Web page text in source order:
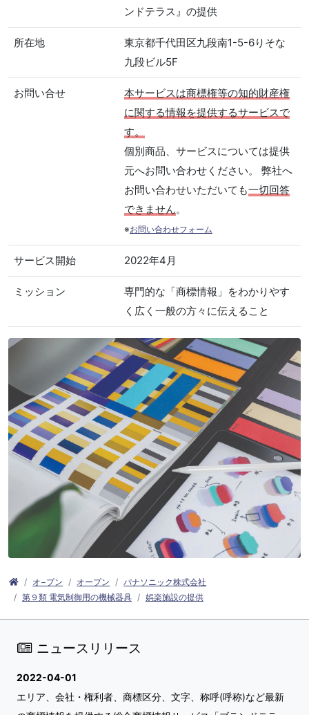
ンドテラス』の提供
所在地
東京都千代田区九段南1-5-6りそな
九段ビル5F
お問い合せ
本サービスは商標権等の知的財産権
に関する情報を提供するサービスで
す。
個別商品、サービスについては提供
元へお問い合わせください。 弊社へ
お問い合わせいただいても一切回答
できません。
※お問い合わせフォーム
サービス開始 2022年4月
ミッション
専門的な「商標情報」をわかりやす
く広く一般の方々に伝えること
オ−プン オープン
パナソニック株式会社
第９類 電気制御用の機械器具
娯楽施設の提供
ニュースリリース
2022-04-01
エリア、会社・権利者、商標区分、文字、称呼(呼称)など最新